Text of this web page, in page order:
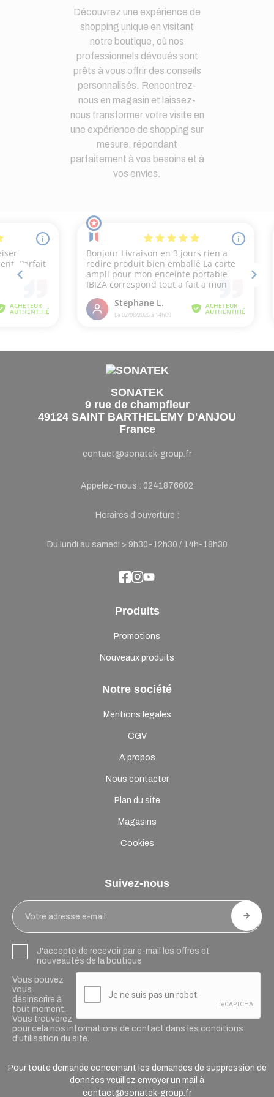
Découvrez une expérience de
shopping unique en visitant
notre boutique, où nos
professionnels dévoués sont
prêts à vous offrir des conseils
personnalisés. Rencontrez-
nous en magasin et laissez-
nous transformer votre visite en
une expérience de shopping sur
mesure, répondant
parfaitement à vos besoins et à
vos envies.
SONATEK
9 rue de champfleur
49124 SAINT BARTHELEMY D'ANJOU
France
contact@sonatek-group.fr
Appelez-nous : 0241876602
Horaires d'ouverture :
Du lundi au samedi > 9h30-12h30 / 14h-18h30
Produits
Promotions
Nouveaux produits
Notre société
Mentions légales
CGV
A propos
Nous contacter
Plan du site
Magasins
Cookies
Suivez-nous
J'accepte de recevoir par e-mail les offres et
nouveautés de la boutique
Vous pouvez
vous
désinscrire à
tout moment.
Vous trouverez
pour cela nos informations de contact dans les conditions
d'utilisation du site.
Pour toute demande concernant les demandes de suppression de
données veuillez envoyer un mail à
contact@sonatek-group.fr